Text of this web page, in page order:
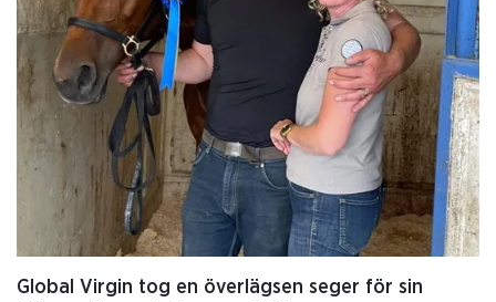
Global Virgin tog en överlägsen seger för sin